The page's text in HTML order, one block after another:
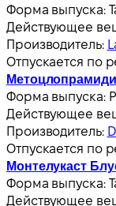
Форма выпуска:
Действующее
Производитель:
Отпускается по
Форма выпуска:
Действующее
Производитель:
Отпускается по
Монтелукаст
Форма выпуска:
Действующее